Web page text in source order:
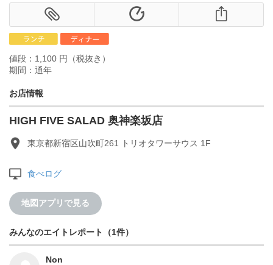
値段：1,100 円（税抜き）
期間：通年
お店情報
HIGH FIVE SALAD 奥神楽坂店
東京都新宿区山吹町261 トリオタワーサウス 1F
食べログ
地図アプリで見る
みんなのエイトレポート（1件）
Non